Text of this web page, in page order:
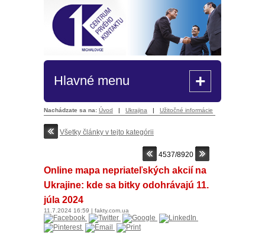
Hlavné menu +
Nachádzate sa na: Úvod | Ukrajina | Užitočné informácie
Všetky články v tejto kategórii
4537/8920
Online mapa nepriateľských akcií na
Ukrajine: kde sa bitky odohrávajú 11.
júla 2024
11.7.2024 16:59 | fakty.com.ua